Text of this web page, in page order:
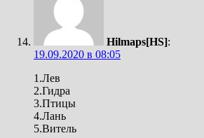
Hilmaps[HS]:
19.09.2020 в 08:05
1.Лев
2.Гидра
3.Птицы
4.Лань
5.Витель